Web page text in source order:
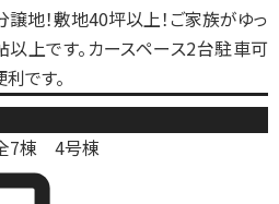
地！敷地40坪以上！ご家族がゆっ
上です。カースペース2台駐車可
です。
7棟 4号棟